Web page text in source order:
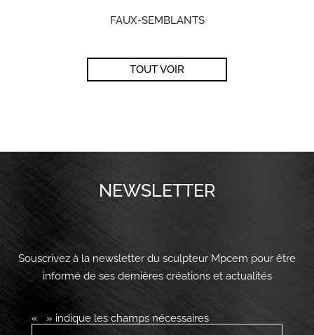
FAUX-SEMBLANTS
TOUT VOIR
NEWSLETTER
Souscrivez à la newsletter du sculpteur Mpcem pour être
informé de ses dernières créations et actualités
« *» indique les champs nécessaires
E-